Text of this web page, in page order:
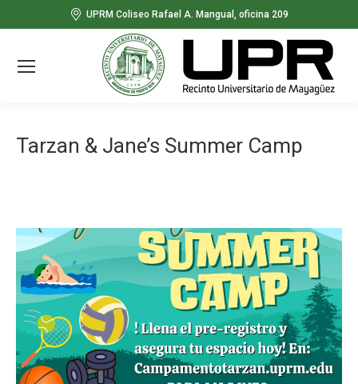
UPRM Coliseo Rafael A. Mangual, oficina 209
Tarzan & Jane’s Summer Camp